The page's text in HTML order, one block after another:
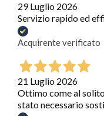
29 Luglio 2026
Servizio rapido ed
Acquirente verificato
21 Luglio 2026
Ottimo come al
stato necessario